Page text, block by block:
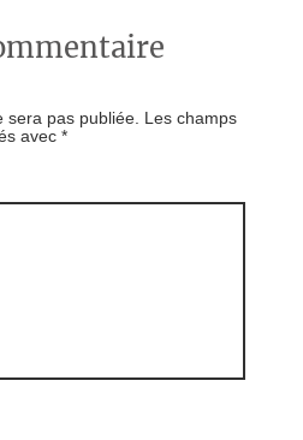
sera pas publiée. Les champs
avec *